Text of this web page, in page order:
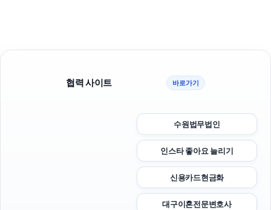
협력 사이트 바로가기
수원법무법인
인스타 좋아요 늘리기
신용카드현금화
대구이혼전문변호사